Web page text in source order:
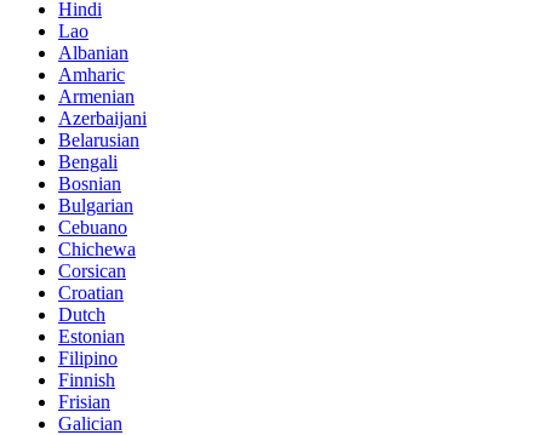
Hindi
Lao
Albanian
Amharic
Armenian
Azerbaijani
Belarusian
Bengali
Bosnian
Bulgarian
Cebuano
Chichewa
Corsican
Croatian
Dutch
Estonian
Filipino
Finnish
Frisian
Galician